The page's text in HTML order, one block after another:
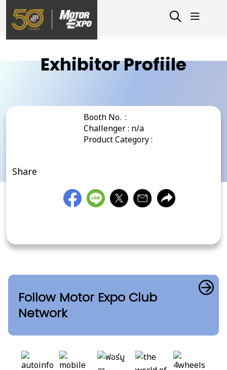
Exhibitor Profiile
Booth No. :
Challenger : n/a
Product Category :
Share
Follow Motor Expo Club
Network